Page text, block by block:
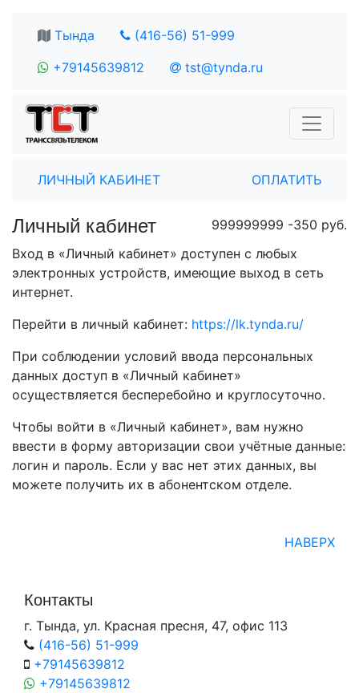
Тында (416-56) 51-999
+79145639812
tst@tynda.ru
ЛИЧНЫЙ КАБИНЕТ ОПЛАТИТЬ
999999999 -350 руб.
Личный кабинет
Вход в «Личный кабинет» доступен с любых
электронных устройств, имеющие выход в сеть
интернет.
Перейти в личный кабинет: https://lk.tynda.ru/
При соблюдении условий ввода персональных
данных доступ в «Личный кабинет»
осуществляется бесперебойно и круглосуточно.
Чтобы войти в «Личный кабинет», вам нужно
ввести в форму авторизации свои учётные данные:
логин и пароль. Если у вас нет этих данных, вы
можете получить их в абонентском отделе.
НАВЕРХ
Контакты
г. Тында, ул. Красная пресня, 47, офис 113
(416-56) 51-999
+79145639812
+79145639812